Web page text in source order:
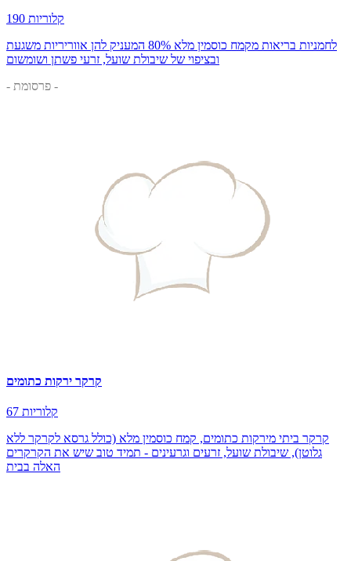
190 קלוריות
לחמניות בריאות מקמח כוסמין מלא 80% המעניק להן אווריריות משגעת
ובציפוי של שיבולת שועל, זרעי פשתן ושומשום
- פרסומת -
קרקר ירקות כתומים
67 קלוריות
קרקר ביתי מירקות כתומים, קמח כוסמין מלא (כולל גרסא לקרקר ללא
גלוטן), שיבולת שועל, זרעים וגרעינים - תמיד טוב שיש את הקרקרים
האלה בבית